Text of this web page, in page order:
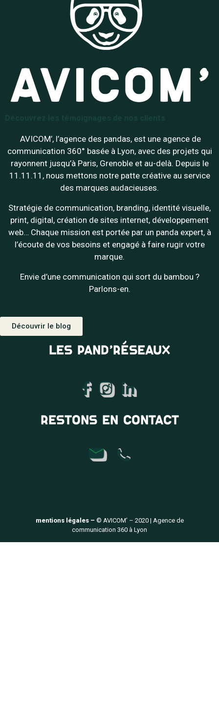
AVICOM’, l’agence des pandas, est une agence de
communication 360° basée à Lyon, avec des projets qui
rayonnent jusqu’à Paris, Grenoble et au-delà. Depuis le
11.11.11, nous mettons notre patte créative au service
des marques audacieuses.
Stratégie de communication, branding, identité visuelle,
print, digital, création de sites internet, développement
web… Chaque mission est portée par un panda expert, à
l’écoute de vos besoins et engagé à faire rugir votre
marque.
Envie d’une communication qui sort du bambou ?
Parlons-en.
Découvrir le blog
LES PAND’RÉSEAUX
RESTONS EN CONTACT
mentions légales – © AVICOM’ – 2020 | Agence de
communication 360 à Lyon